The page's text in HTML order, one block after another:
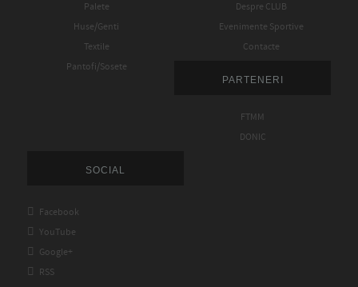
Palete
Huse/Genti
Textile
Pantofi/Sosete
Despre CLUB
Evenimente Sportive
Contacte
PARTENERI
FTMM
DONIC
SOCIAL
 Facebook
 YouTube
 Google+
 RSS